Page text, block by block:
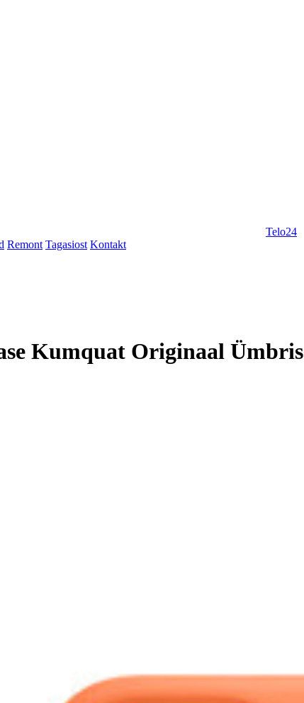
Telo24
Remont Tagasiost Kontakt
Kumquat Originaal Ümbris